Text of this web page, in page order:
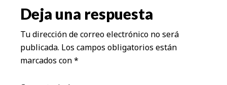
los
lectores
Deja una respuesta
Tu dirección de correo electrónico no será
publicada. Los campos obligatorios están
marcados con*